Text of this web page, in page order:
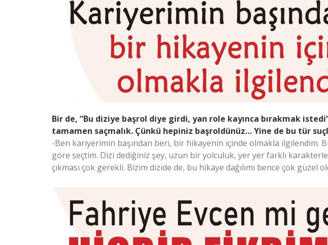
Bir de, “Bu diziye başrol diye girdi, yan role kayınca bırakmak
tamamen saçmalık. Çünkü hepiniz başroldünüz… Yine de bu tür
-Ben kariyerimin başından beri, bir hikayenin içinde olmakla ilgilendim.
göre seçtim. Dizi dediğiniz şey, uzun bir yolculuk, yer yer farklı
çıkması çok gerekli. Bizim dizide de, bu hikaye dağılımı bence çok güzel